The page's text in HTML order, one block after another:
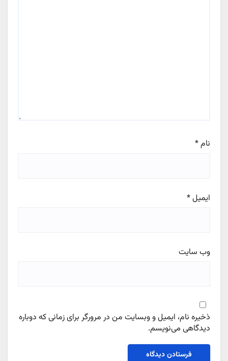
نام*
ایمیل*
وب‌ سایت
ذخیره نام، ایمیل و وبسایت من در مرورگر برای زمانی که دوباره
دیدگاهی می‌نویسم.